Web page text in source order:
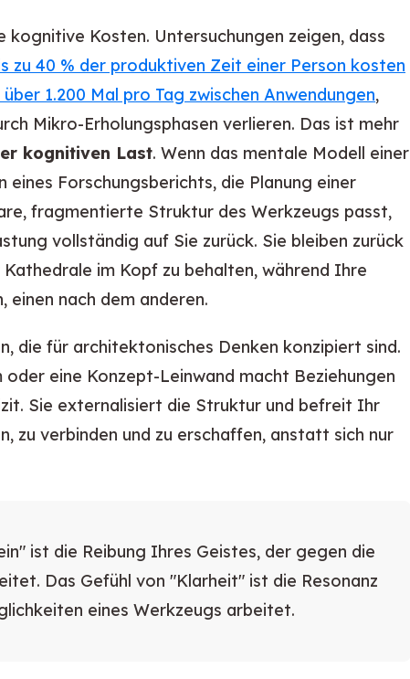
Kosten. Untersuchungen zeigen, dass
zu 40 % der produktiven Zeit einer Person kosten
1.200 Mal pro Tag zwischen Anwendungen,
Mikro-Erholungsphasen verlieren. Das ist mehr
kognitiven Last. Wenn das mentale Modell einer
Forschungsberichts, die Planung einer
fragmentierte Struktur des Werkzeugs passt,
vollständig auf Sie zurück. Sie bleiben zurück
im Kopf zu behalten, während Ihre
einen nach dem anderen.
die für architektonisches Denken konzipiert sind.
oder eine Konzept-Leinwand macht Beziehungen
Sie externalisiert die Struktur und befreit Ihr
zu verbinden und zu erschaffen, anstatt sich nur
ist die Reibung Ihres Geistes, der gegen die
Das Gefühl von "Klarheit" ist die Resonanz
eines Werkzeugs arbeitet.